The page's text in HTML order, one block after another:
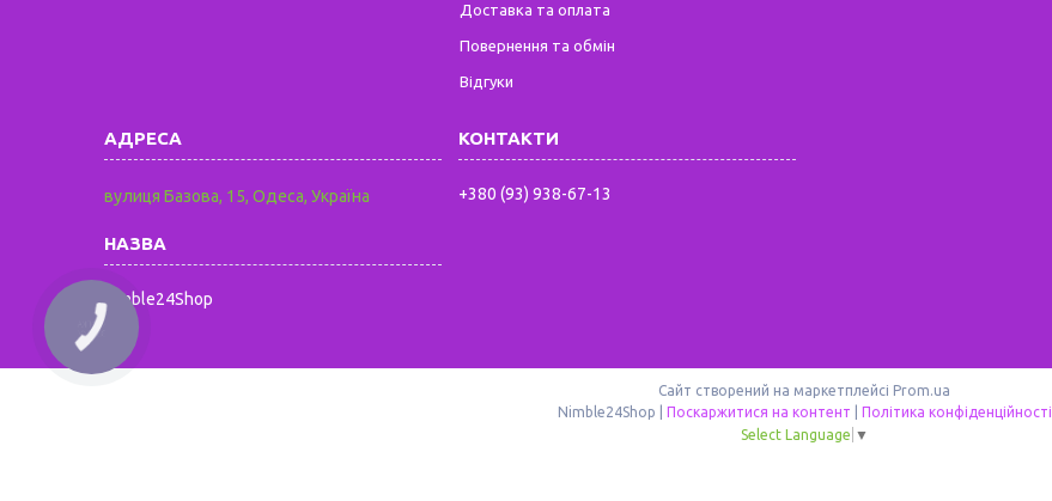
Доставка та оплата
Повернення та обмін
Відгуки
вулиця Базова, 15, Одеса, Україна
Nimble24Shop
+380 (93) 938-67-13
Сайт створений на маркетплейсі Prom.ua
Поскаржитися на контент
Політика конфіденційності
Select Language ▼
КНОПКА
ЗВ'ЯЗКУ